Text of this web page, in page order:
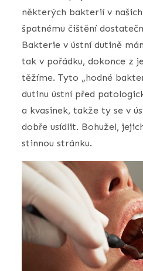
některých bakterií v
špatnému čištění
Bakterie v ústní dutině
tak v pořádku, dokonce z
těžíme. Tyto „hodné
dutinu ústní před
a kvasinek, takže ty se v
dobře usídlit. Bohužel,
stinnou stránku.